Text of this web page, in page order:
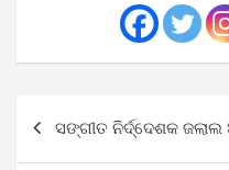
navigation
ସଙ୍ଗୀତ ନିର୍ଦ୍ଦେଶକ